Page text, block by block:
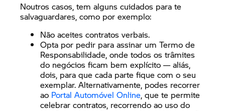
Noutros casos, tem alguns cuidados para te
salvaguardares, como por exemplo:
Não aceites contratos verbais.
Opta por pedir para assinar um Termo de
Responsabilidade, onde todos os trâmites
do negócios ficam bem explícito — aliás,
dois, para que cada parte fique com o seu
exemplar. Alternativamente, podes recorrer
ao Portal Automóvel Online, que te permite
celebrar contratos, recorrendo ao uso do